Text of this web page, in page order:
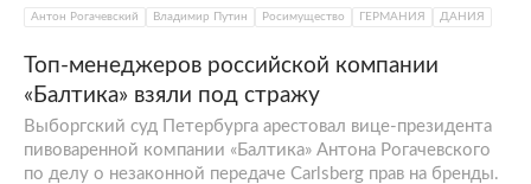
Антон Рогачевский Владимир Путин Росимущество ГЕРМАНИЯ ДАНИЯ
Топ-менеджеров российской компании
«Балтика» взяли под стражу
Выборгский суд Петербурга арестовал вице-президента
пивоваренной компании «Балтика» Антона Рогачевского
по делу о незаконной передаче Carlsberg прав на бренды.